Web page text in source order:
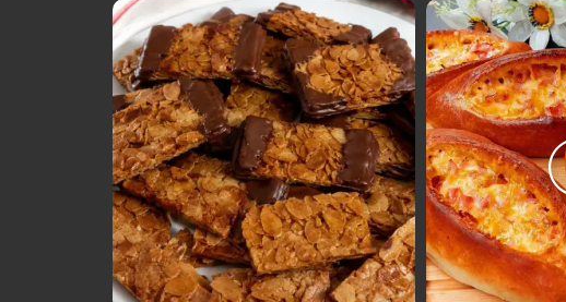
Ψωμι
Ποτά
Ψάρι
Γλυκό και Επιδόρπιο
Ποτά και Χυμοί
Ψάρι και Θαλασσινά
Σάλτσες και Αλοιφές
Κυρίως πιάτο
Κρέας
Ζυμαρικά
Πίτες και Ζύμες
Σαλάτες
Σνακ